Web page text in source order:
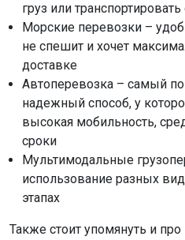
груз или
Морские перевозки –
не спешит и хочет
доставке
Автоперевозка – самый
надежный способ, у
высокая мобильность,
сроки
Мультимодальные
использование разных
этапах
Также стоит упомянуть и